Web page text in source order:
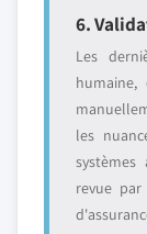
6.
Les
les
systèmes
revue